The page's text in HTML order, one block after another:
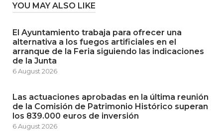
YOU MAY ALSO LIKE
El Ayuntamiento trabaja para ofrecer una
alternativa a los fuegos artificiales en el
arranque de la Feria siguiendo las indicaciones
de la Junta
6 August 2026
Las actuaciones aprobadas en la última reunión
de la Comisión de Patrimonio Histórico superan
los 839.000 euros de inversión
6 August 2026